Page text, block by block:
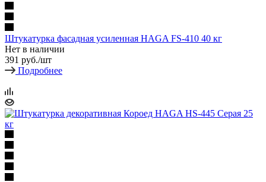
Штукатурка фасадная усиленная HAGA FS-410 40 кг
Нет в наличии
391 руб./шт
Подробнее